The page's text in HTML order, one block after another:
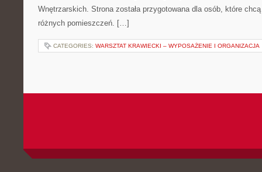
Wnętrzarskich. Strona została przygotowana dla osób, które
różnych pomieszczeń. […]
CATEGORIES: WARSZTAT KRAWIECKI – WYPOSAŻENIE I ORGANIZACJA